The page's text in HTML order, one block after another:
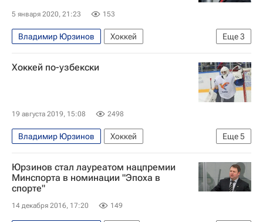
Еврохоккейтур
Сборная России по хоккею с шайбой
5 января 2020, 21:23 153
Еще3
Владимир Юрзинов
Хоккей
КХЛ 2025-2026
Ак Барс Трактор
Хоккей по-узбекски
19 августа 2019, 15:08 2498
Еще5
Владимир Юрзинов
Хоккей
Нормундс Сейейс
Евгений Попихин
Материалы РИА Спорт
Артём Воронин
КХЛ 2025-2026
Юрзинов стал лауреатом нацпремии
Минспорта в номинации "Эпоха в
спорте"
14 декабря 2016, 17:20 149